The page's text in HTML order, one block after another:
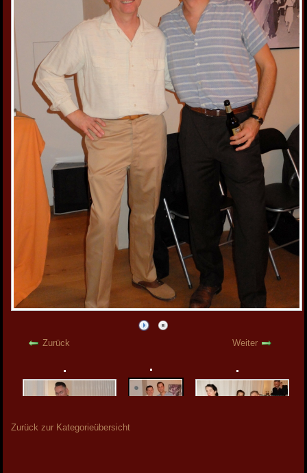
Zurück Weiter
Zurück zur Kategorieübersicht